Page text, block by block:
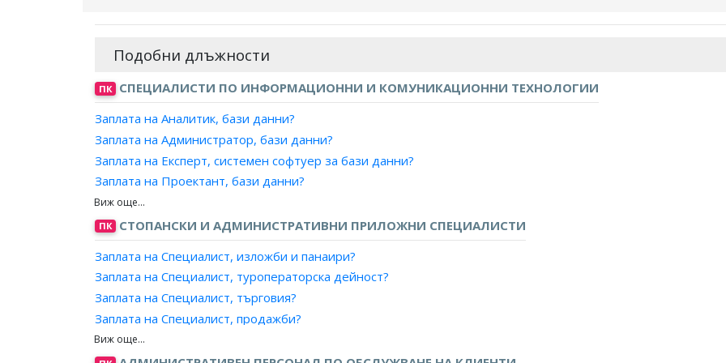
Подобни длъжности
ПК СПЕЦИАЛИСТИ ПО ИНФОРМАЦИОННИ И КОМУНИКАЦИОННИ ТЕХНОЛОГИИ
Заплата на Аналитик, бази данни?
Заплата на Администратор, бази данни?
Заплата на Експерт, системен софтуер за бази данни?
Заплата на Проектант, бази данни?
Заплата на Програмист, бази данни?
ПК СТОПАНСКИ И АДМИНИСТРАТИВНИ ПРИЛОЖНИ СПЕЦИАЛИСТИ
Заплата на Специалист, изложби и панаири?
Заплата на Специалист, туроператорска дейност?
Заплата на Специалист, търговия?
Заплата на Специалист, продажби?
Заплата на Специалист, маркетинг и реклама?